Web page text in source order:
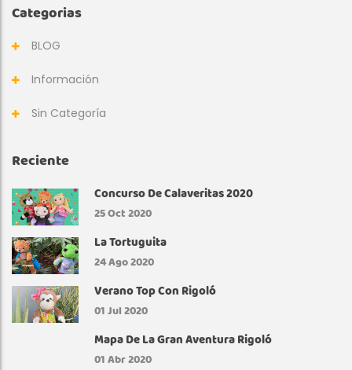
Categorias
BLOG
Información
Sin Categoría
Reciente
Concurso De Calaveritas 2020
25Oct 2020
La Tortuguita
24Ago 2020
Verano Top Con Rigoló
01Jul 2020
Mapa De La Gran Aventura Rigoló
01Abr 2020
H
U
R
C
H
R
I
S
T